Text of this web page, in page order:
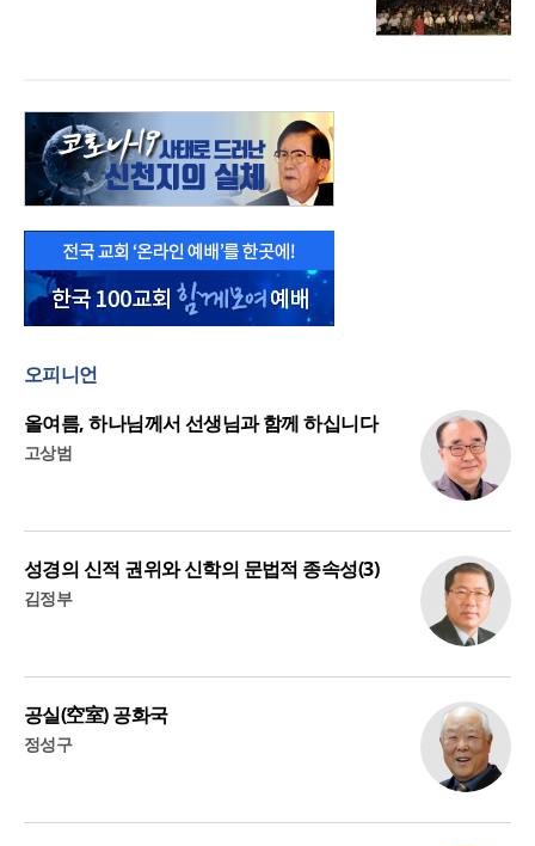
오피니언
올여름, 하나님께서 선생님과 함께 하십니다
고상범
성경의 신적 권위와 신학의 문법적 종속성(3)
김정부
공실(空室) 공화국
정성구